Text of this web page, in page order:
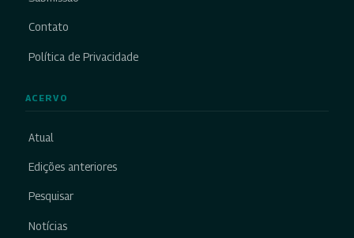
Contato
Política de Privacidade
ACERVO
Atual
Edições anteriores
Pesquisar
Notícias